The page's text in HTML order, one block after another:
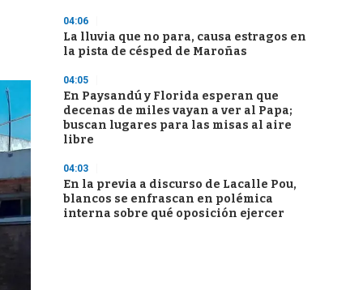
04:06
La lluvia que no para, causa estragos en
la pista de césped de Maroñas
04:05
En Paysandú y Florida esperan que
decenas de miles vayan a ver al Papa;
buscan lugares para las misas al aire
libre
04:03
En la previa a discurso de Lacalle Pou,
blancos se enfrascan en polémica
interna sobre qué oposición ejercer